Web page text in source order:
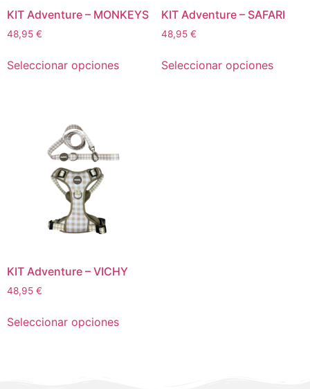
KIT Adventure – MONKEYS
48,95 €
Seleccionar opciones
KIT Adventure – SAFARI
48,95 €
Seleccionar opciones
KIT Adventure – VICHY
48,95 €
Seleccionar opciones